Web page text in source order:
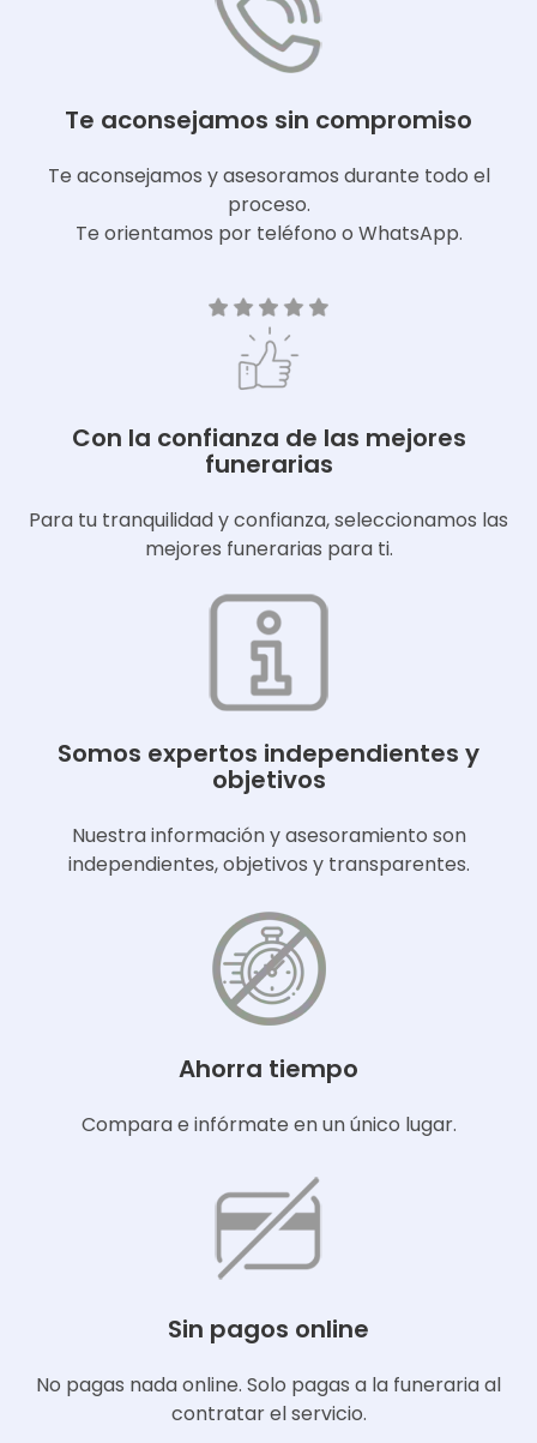
Te aconsejamos sin compromiso
Te aconsejamos y asesoramos durante todo el
proceso.
Te orientamos por teléfono o WhatsApp.
Con la confianza de las mejores
funerarias
Para tu tranquilidad y confianza, seleccionamos las
mejores funerarias para ti.
Somos expertos independientes y
objetivos
Nuestra información y asesoramiento son
independientes, objetivos y transparentes.
Ahorra tiempo
Compara e infórmate en un único lugar.
Sin pagos online
No pagas nada online. Solo pagas a la funeraria al
contratar el servicio.